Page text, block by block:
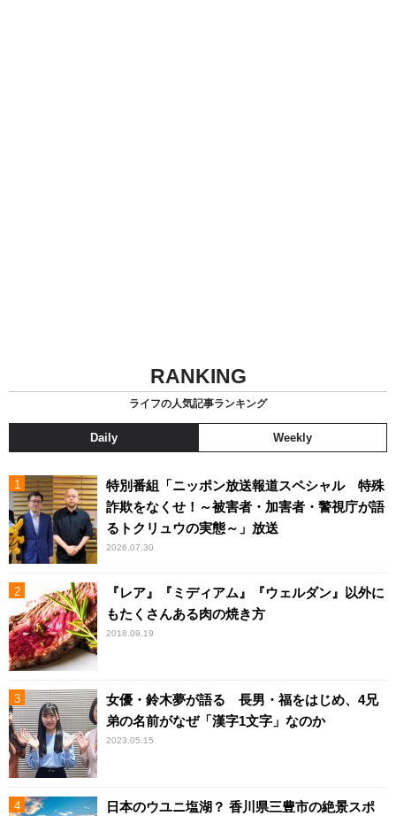
RANKING
ライフの人気記事ランキング
Daily Weekly
特別番組「ニッポン放送報道スペシャル 特殊
詐欺をなくせ！～被害者・加害者・警視庁が語
るトクリュウの実態～」放送
2026.07.30
『レア』『ミディアム』『ウェルダン』以外に
もたくさんある肉の焼き方
2018.09.19
女優・鈴木夢が語る 長男・福をはじめ、4兄
弟の名前がなぜ「漢字1文字」なのか
2023.05.15
日本のウユニ塩湖？ 香川県三豊市の絶景スポ